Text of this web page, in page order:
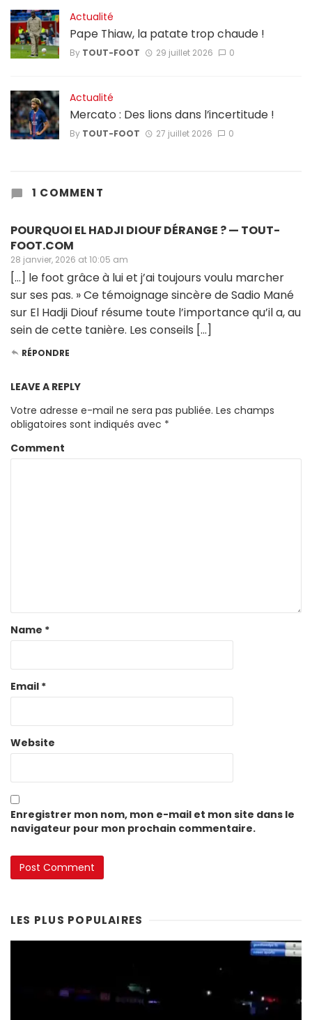
Actualité
Pape Thiaw, la patate trop chaude !
By TOUT-FOOT 29 juillet 2026 0
Actualité
Mercato : Des lions dans l’incertitude !
By TOUT-FOOT 27 juillet 2026 0
1 COMMENT
POURQUOI EL HADJI DIOUF DÉRANGE ? — TOUT-
FOOT.COM
28 janvier, 2026 at 10:05 am
[…] le foot grâce à lui et j’ai toujours voulu marcher
sur ses pas. » Ce témoignage sincère de Sadio Mané
sur El Hadji Diouf résume toute l’importance qu’il a, au
sein de cette tanière. Les conseils […]
RÉPONDRE
LEAVE A REPLY
Votre adresse e-mail ne sera pas publiée. Les champs
obligatoires sont indiqués avec *
Comment
Name *
Email *
Website
Enregistrer mon nom, mon e-mail et mon site dans le
navigateur pour mon prochain commentaire.
LES PLUS POPULAIRES